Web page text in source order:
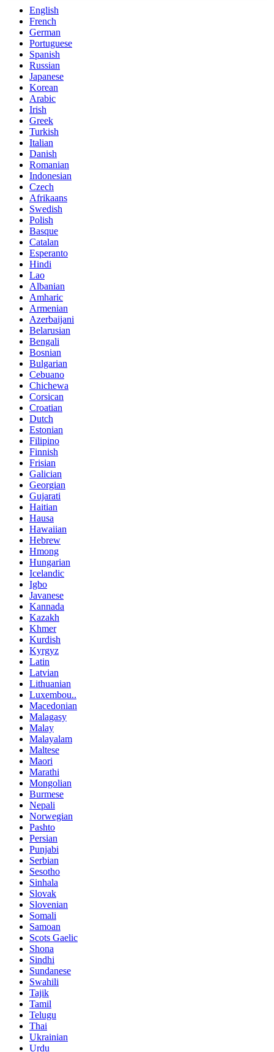
English
French
German
Portuguese
Spanish
Russian
Japanese
Korean
Arabic
Irish
Greek
Turkish
Italian
Danish
Romanian
Indonesian
Czech
Afrikaans
Swedish
Polish
Basque
Catalan
Esperanto
Hindi
Lao
Albanian
Amharic
Armenian
Azerbaijani
Belarusian
Bengali
Bosnian
Bulgarian
Cebuano
Chichewa
Corsican
Croatian
Dutch
Estonian
Filipino
Finnish
Frisian
Galician
Georgian
Gujarati
Haitian
Hausa
Hawaiian
Hebrew
Hmong
Hungarian
Icelandic
Igbo
Javanese
Kannada
Kazakh
Khmer
Kurdish
Kyrgyz
Latin
Latvian
Lithuanian
Luxembou..
Macedonian
Malagasy
Malay
Malayalam
Maltese
Maori
Marathi
Mongolian
Burmese
Nepali
Norwegian
Pashto
Persian
Punjabi
Serbian
Sesotho
Sinhala
Slovak
Slovenian
Somali
Samoan
Scots Gaelic
Shona
Sindhi
Sundanese
Swahili
Tajik
Tamil
Telugu
Thai
Ukrainian
Urdu